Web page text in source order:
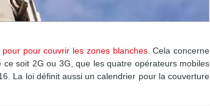
pour couvrir les zones blanches.Cela concerne
soit 2G ou 3G, que les quatre opérateurs mobiles
La loi définit aussi un calendrier pour la couverture